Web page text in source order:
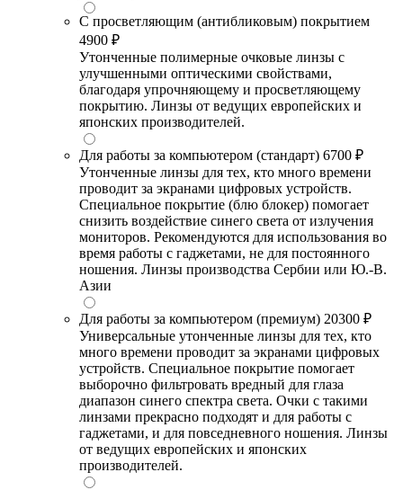
С просветляющим (антибликовым) покрытием
4900 ₽
Утонченные полимерные очковые линзы с
улучшенными оптическими свойствами,
благодаря упрочняющему и просветляющему
покрытию. Линзы от ведущих европейских и
японских производителей.
Для работы за компьютером (стандарт) 6700 ₽
Утонченные линзы для тех, кто много времени
проводит за экранами цифровых устройств.
Специальное покрытие (блю блокер) помогает
снизить воздействие синего света от излучения
мониторов. Рекомендуются для использования во
время работы с гаджетами, не для постоянного
ношения. Линзы производства Сербии или Ю.-В.
Азии
Для работы за компьютером (премиум) 20300 ₽
Универсальные утонченные линзы для тех, кто
много времени проводит за экранами цифровых
устройств. Специальное покрытие помогает
выборочно фильтровать вредный для глаза
диапазон синего спектра света. Очки с такими
линзами прекрасно подходят и для работы с
гаджетами, и для повседневного ношения. Линзы
от ведущих европейских и японских
производителей.